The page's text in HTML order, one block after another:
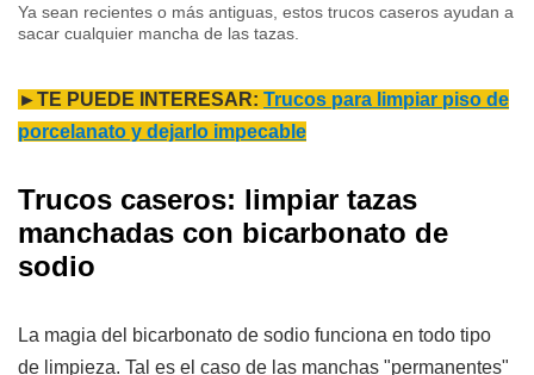
Ya sean recientes o más antiguas, estos trucos caseros ayudan a
sacar cualquier mancha de las tazas.
►TE PUEDE INTERESAR: Trucos para limpiar piso de
porcelanato y dejarlo impecable
Trucos caseros: limpiar tazas
manchadas con bicarbonato de
sodio
La magia del bicarbonato de sodio funciona en todo tipo
de limpieza. Tal es el caso de las manchas "permanentes"